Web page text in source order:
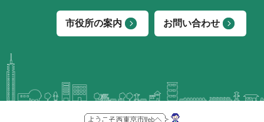
市役所の案内 お問い合わせ